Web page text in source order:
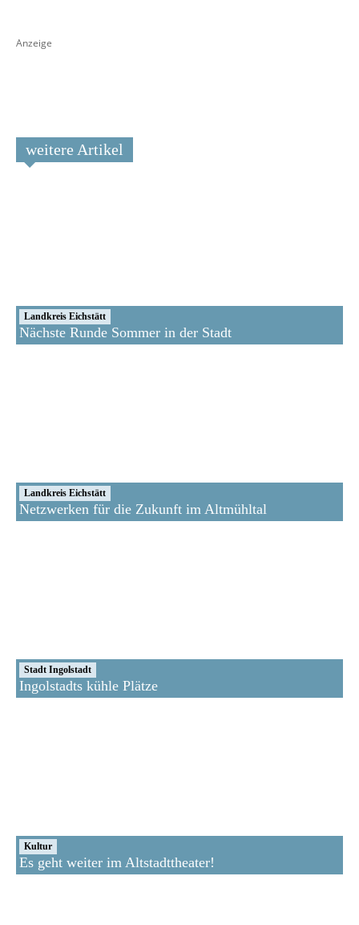
weitere Artikel
Landkreis Eichstätt
Nächste Runde Sommer in der Stadt
Landkreis Eichstätt
Netzwerken für die Zukunft im Altmühltal
Stadt Ingolstadt
Ingolstadts kühle Plätze
Kultur
Es geht weiter im Altstadttheater!
Anzeige